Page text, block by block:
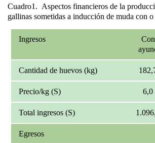
Cuadro1. Aspectos financieros de la
gallinas sometidas a inducción de muda con
Ingresos
Con
Cantidad de huevos (kg)
Precio/kg (S) 6,0
Total ingresos (S)
Egresos